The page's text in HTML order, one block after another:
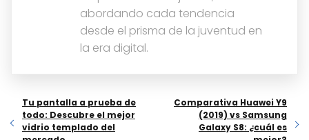
abordando cada tendencia
desde el prisma de la juventud en
la era digital.
Tu pantalla a prueba de
todo: Descubre el mejor
vidrio templado del
Comparativa Huawei Y9
(2019) vs Samsung
Galaxy S8: ¿cuál es